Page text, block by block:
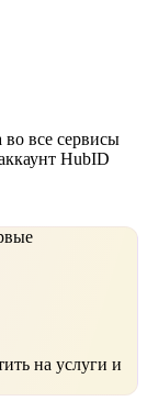
все сервисы
HubID
на услуги и